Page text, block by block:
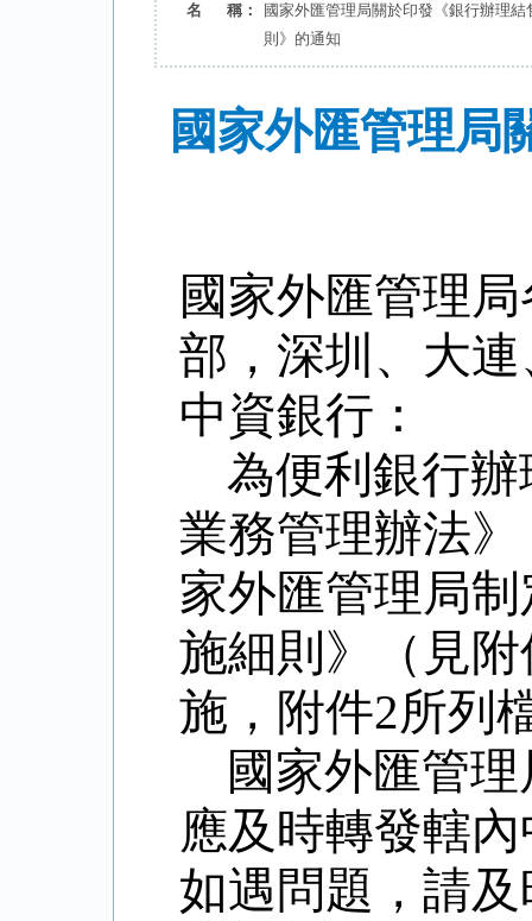
名 稱：
國家外匯管理局關於印發《銀行辦理
則》的通知
國家外匯管理局
國家外匯管理
部，深圳、大
中資銀行：
為便利銀行
業務管理辦法
家外匯管理局
施細則》（見附
施，附件2所列
國家外匯管
應及時轉發轄
如遇問題，請